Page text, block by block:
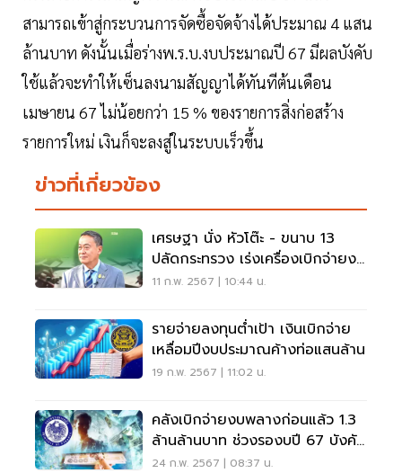
สามารถเข้าสู่กระบวนการจัดซื้อจัดจ้างได้ประมาณ 4 แสน
ล้านบาท ดังนั้นเมื่อร่างพ.ร.บ.งบประมาณปี 67 มีผลบังคับ
ใช้แล้วจะทำให้เซ็นลงนามสัญญาได้ทันทีต้นเดือน
เมษายน 67 ไม่น้อยกว่า 15 % ของรายการสิ่งก่อสร้าง
รายการใหม่ เงินก็จะลงสู่ในระบบเร็วขึ้น
ข่าวที่เกี่ยวข้อง
เศรษฐา นั่ง หัวโต๊ะ - ขนาบ 13
ปลัดกระทรวง เร่งเครื่องเบิกจ่ายงบ
ประมาณปี 67
11 ก.พ. 2567 | 10:44 น.
รายจ่ายลงทุนต่ำเป้า เงินเบิกจ่าย
เหลื่อมปีงบประมาณค้างท่อแสนล้าน
19 ก.พ. 2567 | 11:02 น.
คลังเบิกจ่ายงบพลางก่อนแล้ว 1.3
ล้านล้านบาท ช่วงรองบปี 67 บังคับ
ใช้
24 ก.พ. 2567 | 08:37 น.